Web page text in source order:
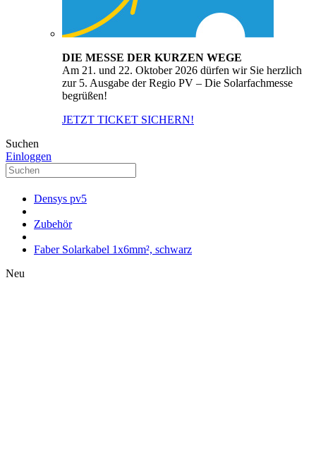
DIE MESSE DER KURZEN WEGE
Am 21. und 22. Oktober 2026 dürfen wir Sie herzlich
zur 5. Ausgabe der Regio PV – Die Solarfachmesse
begrüßen!
JETZT TICKET SICHERN!
Suchen
Einloggen
Densys pv5
Zubehör
Faber Solarkabel 1x6mm², schwarz
Neu